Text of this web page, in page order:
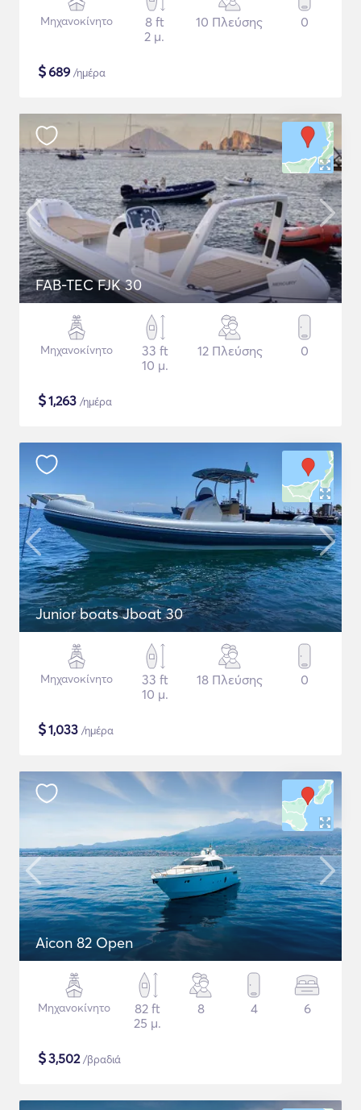
Μηχανοκίνητο
8 ft
2 μ.
10 Πλεύσης 0
$689 /ημέρα
FAB-TEC FJK 30
Μηχανοκίνητο
33 ft
10 μ.
12 Πλεύσης 0
$1,263 /ημέρα
Junior boats Jboat 30
Μηχανοκίνητο
33 ft
10 μ.
18 Πλεύσης 0
$1,033 /ημέρα
Aicon 82 Open
Μηχανοκίνητο
82 ft
25 μ.
8 4 6
$3,502/βραδιά